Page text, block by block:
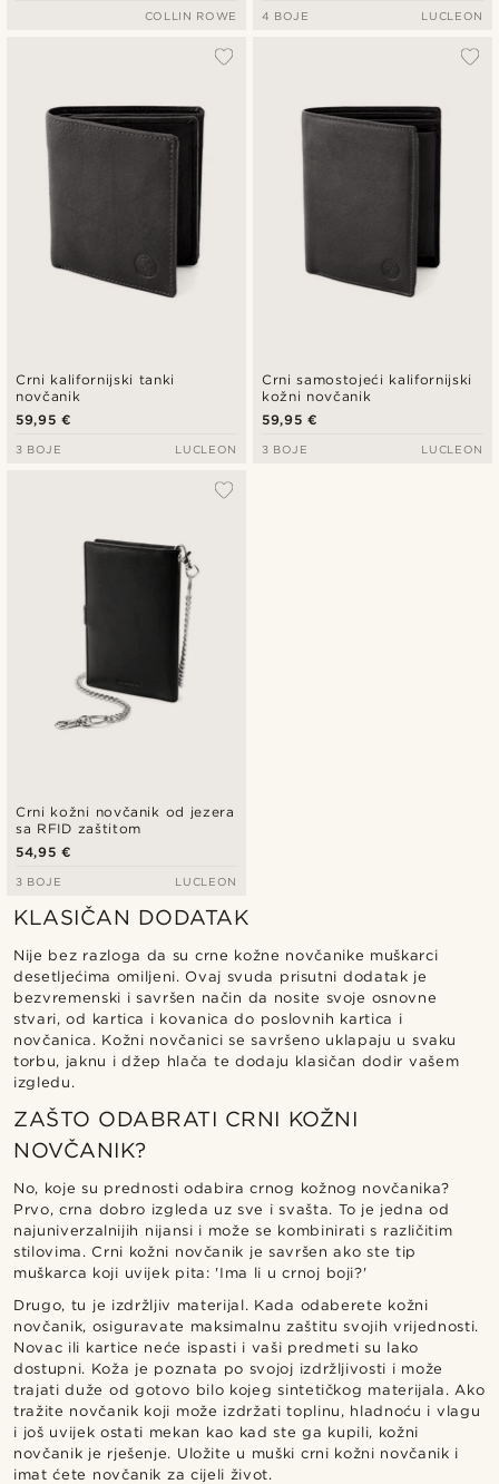
COLLIN ROWE 4 BOJE LUCLEON
Crni kalifornijski tanki
novčanik
59,95 €
3 BOJE LUCLEON
Crni samostojeći kalifornijski
kožni novčanik
59,95 €
3 BOJE LUCLEON
Crni kožni novčanik od jezera
sa RFID zaštitom
54,95 €
3 BOJE LUCLEON
KLASIČAN DODATAK
Nije bez razloga da su crne kožne novčanike muškarci
desetljećima omiljeni. Ovaj svuda prisutni dodatak je
bezvremenski i savršen način da nosite svoje osnovne
stvari, od kartica i kovanica do poslovnih kartica i
novčanica. Kožni novčanici se savršeno uklapaju u svaku
torbu, jaknu i džep hlača te dodaju klasičan dodir vašem
izgledu.
ZAŠTO ODABRATI CRNI KOŽNI
NOVČANIK?
No, koje su prednosti odabira crnog kožnog novčanika?
Prvo, crna dobro izgleda uz sve i svašta. To je jedna od
najuniverzalnijih nijansi i može se kombinirati s različitim
stilovima. Crni kožni novčanik je savršen ako ste tip
muškarca koji uvijek pita: 'Ima li u crnoj boji?'
Drugo, tu je izdržljiv materijal. Kada odaberete kožni
novčanik, osiguravate maksimalnu zaštitu svojih vrijednosti.
Novac ili kartice neće ispasti i vaši predmeti su lako
dostupni. Koža je poznata po svojoj izdržljivosti i može
trajati duže od gotovo bilo kojeg sintetičkog materijala. Ako
tražite novčanik koji može izdržati toplinu, hladnoću i vlagu
i još uvijek ostati mekan kao kad ste ga kupili, kožni
novčanik je rješenje. Uložite u muški crni kožni novčanik i
imat ćete novčanik za cijeli život.